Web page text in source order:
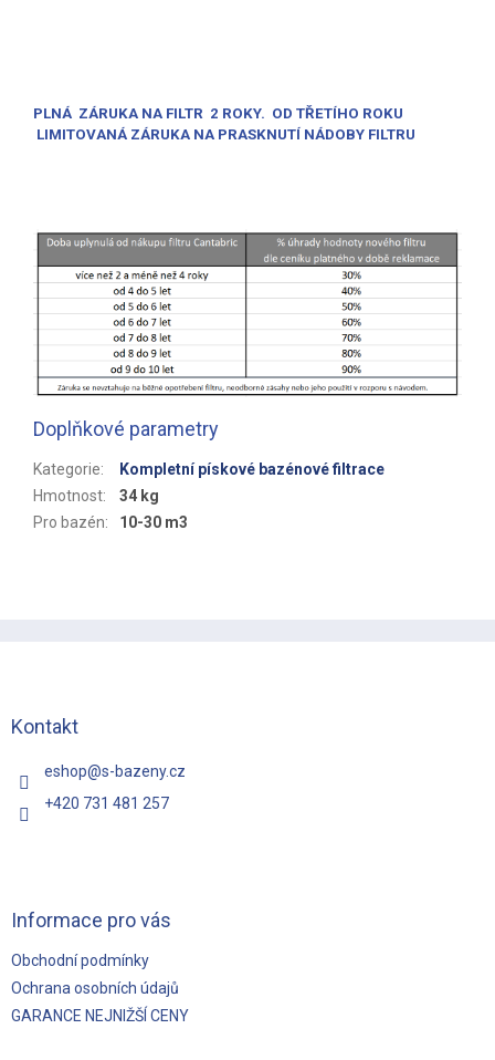
PLNÁ ZÁRUKA NA FILTR 2 ROKY. OD TŘETÍHO ROKU
LIMITOVANÁ ZÁRUKA NA PRASKNUTÍ NÁDOBY FILTRU
Doplňkové parametry
Kategorie:
Kompletní pískové bazénové filtrace
Hmotnost:
34 kg
Pro bazén: 10-30 m3
Kontakt
eshop@s-bazeny.cz
+420 731 481 257
Informace pro vás
Obchodní podmínky
Ochrana osobních údajů
GARANCE NEJNIŽŠÍ CENY